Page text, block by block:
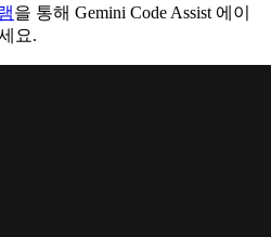
을 통해 Gemini Code Assist 에이
요.